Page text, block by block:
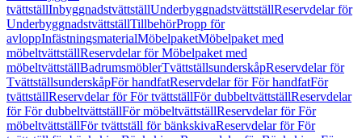
tvättställInbyggnadstvättställUnderbyggnadstvättställReservdelar för
UnderbyggnadstvättställTillbehörPropp för
avloppInfästningsmaterialMöbelpaketMöbelpaket med
möbeltvättställReservdelar för Möbelpaket med
möbeltvättställBadrumsmöblerTvättställsunderskåpReservdelar för
TvättställsunderskåpFör handfatReservdelar för För handfatFör
tvättställReservdelar för För tvättställFör dubbeltvättställReservdelar
för För dubbeltvättställFör möbeltvättställReservdelar för För
möbeltvättställFör tvättställ för bänkskivaReservdelar för För